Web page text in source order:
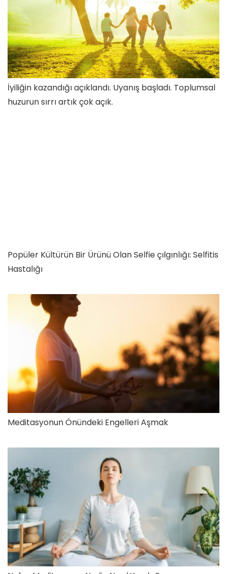
İyiliğin kazandığı açıklandı. Uyanış başladı. Toplumsal
huzurun sırrı artık çok açık.
Popüler Kültürün Bir Ürünü Olan Selfie çılgınlığı: Selfitis
Hastalığı
Meditasyonun Önündeki Engelleri Aşmak